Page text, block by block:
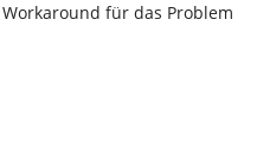
für das Problem